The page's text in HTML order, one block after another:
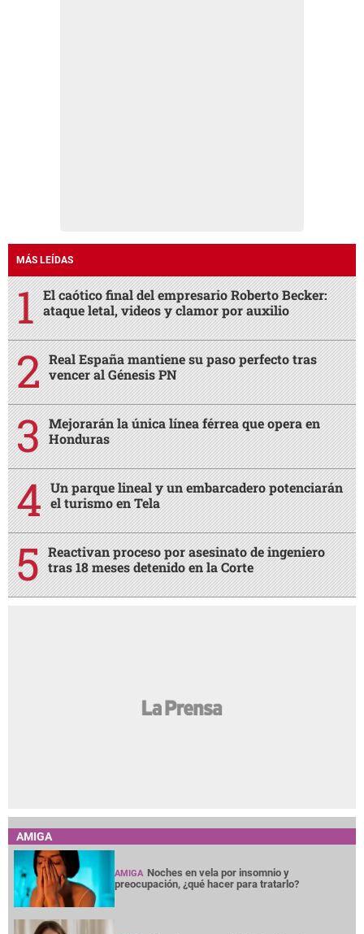
MÁS LEÍDAS
El caótico final del empresario Roberto Becker:
ataque letal, videos y clamor por auxilio
Real España mantiene su paso perfecto tras
vencer al Génesis PN
Mejorarán la única línea férrea que opera en
Honduras
Un parque lineal y un embarcadero potenciarán
el turismo en Tela
Reactivan proceso por asesinato de ingeniero
tras 18 meses detenido en la Corte
AMIGA
AMIGA Noches en vela por insomnio y
preocupación, ¿qué hacer para tratarlo?